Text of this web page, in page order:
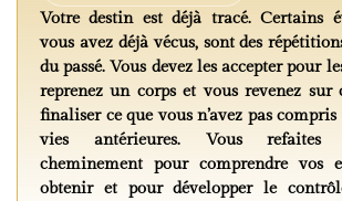
Votre destin est déjà tracé. Certains
vous avez déjà vécus, sont des
du passé. Vous devez les accepter pour
reprenez un corps et vous revenez sur
finaliser ce que vous n’avez pas
vies antérieures. Vous refaites
cheminement pour comprendre vos
obtenir et pour développer le